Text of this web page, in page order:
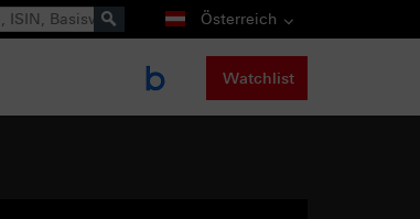
Österreich
Watchlist